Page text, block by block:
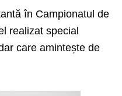
în Campionatul de
realizat special
care amintește de